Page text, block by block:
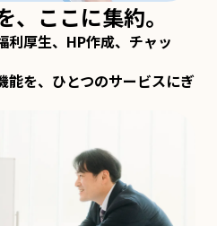
、ここに集約。
利厚生、HP作成、チャッ
能を、ひとつのサービスにぎ